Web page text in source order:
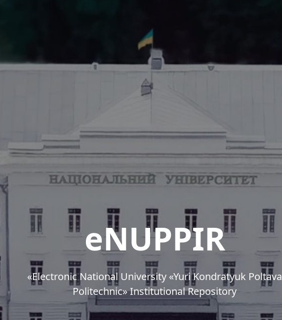
eNUPPIR
«Еlectronic National University «Yuri Kondratyuk Poltava
Politechnic» Institutional Repository